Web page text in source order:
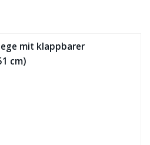
mit klappbarer
cm)